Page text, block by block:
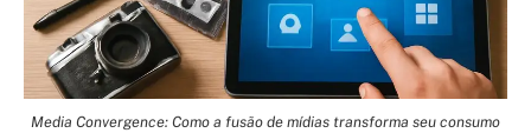
Media Convergence: Como a fusão de mídias transforma seu consumo